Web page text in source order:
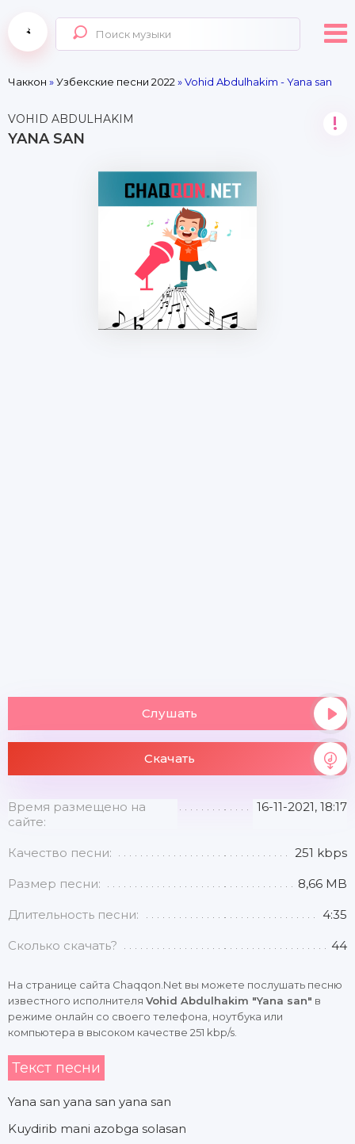
Чаккон »Узбекские песни 2022 » Vohid Abdulhakim - Yana san
VOHID ABDULHAKIM
YANA SAN
!
Слушать
Скачать
Время размещено на
сайте:
16-11-2021, 18:17
Качество песни: 251 kbps
Размер песни: 8,66 MB
Длительность песни: 4:35
Сколько скачать? 44
На странице сайта Chaqqon.Net вы можете послушать песню
известного исполнителя Vohid Abdulhakim "Yana san" в
режиме онлайн со своего телефона, ноутбука или
компьютера в высоком качестве 251 kbp/s.
Текст песни
Yana san yana san yana san
Kuydirib mani azobga solasan